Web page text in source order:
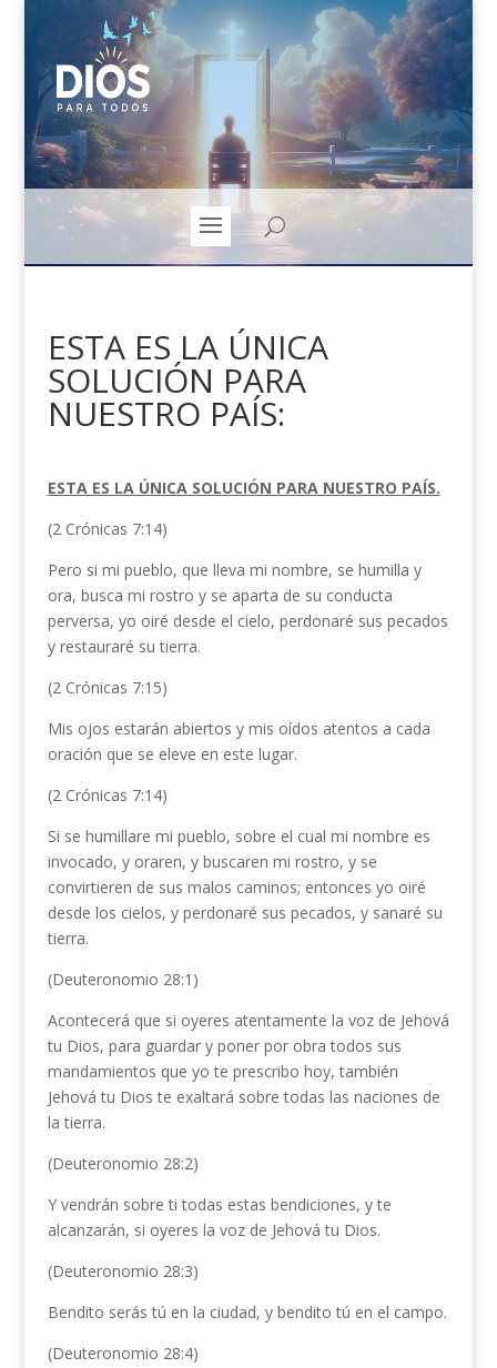
ESTA ES LA ÚNICA
SOLUCIÓN PARA
NUESTRO PAÍS:
ESTA ES LA ÚNICA SOLUCIÓN PARA NUESTRO PAÍS.
(2 Crónicas 7:14)
Pero si mi pueblo, que lleva mi nombre, se humilla y
ora, busca mi rostro y se aparta de su conducta
perversa, yo oiré desde el cielo, perdonaré sus pecados
y restauraré su tierra.
(2 Crónicas 7:15)
Mis ojos estarán abiertos y mis oídos atentos a cada
oración que se eleve en este lugar.
(2 Crónicas 7:14)
Si se humillare mi pueblo, sobre el cual mi nombre es
invocado, y oraren, y buscaren mi rostro, y se
convirtieren de sus malos caminos; entonces yo oiré
desde los cielos, y perdonaré sus pecados, y sanaré su
tierra.
(Deuteronomio 28:1)
Acontecerá que si oyeres atentamente la voz de Jehová
tu Dios, para guardar y poner por obra todos sus
mandamientos que yo te prescribo hoy, también
Jehová tu Dios te exaltará sobre todas las naciones de
la tierra.
(Deuteronomio 28:2)
Y vendrán sobre ti todas estas bendiciones, y te
alcanzarán, si oyeres la voz de Jehová tu Dios.
(Deuteronomio 28:3)
Bendito serás tú en la ciudad, y bendito tú en el campo.
(Deuteronomio 28:4)